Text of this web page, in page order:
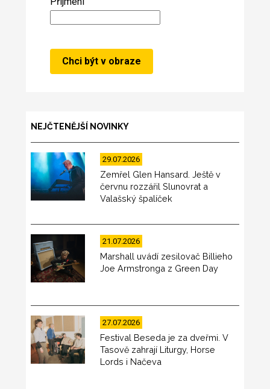
NEJČTENĚJŠÍ NOVINKY
29.07.2026
Zemřel Glen Hansard. Ještě v
červnu rozzářil Slunovrat a
Valašský špalíček
21.07.2026
Marshall uvádí zesilovač Billieho
Joe Armstronga z Green Day
27.07.2026
Festival Beseda je za dveřmi. V
Tasově zahrají Liturgy, Horse
Lords i Načeva